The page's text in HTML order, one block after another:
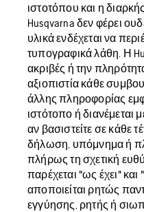
ιστοτόπου και η
Husqvarna δεν φέρει
υλικά ενδέχεται να
τυπογραφικά λάθη. Η
ακριβές ή την
αξιοπιστία κάθε
άλλης πληροφορίας
ιστότοπο ή διανέμεται
αν βασιστείτε σε κάθε
δήλωση, υπόμνημα ή
πλήρως τη σχετική
παρέχεται "ως έχει" και
αποποιείται ρητώς
εγγύησης, ρητής ή